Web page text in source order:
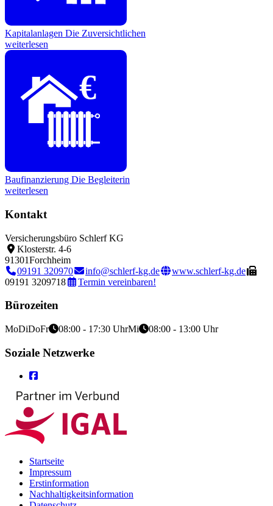
Kapitalanlagen Die Zuversichtlichen
weiterlesen
€
Baufinanzierung Die Begleiterin
weiterlesen
Kontakt
Versicherungsbüro Schlerf KG
Klosterstr. 4-6
91301Forchheim
09191 320970
info@schlerf-kg.de
www.schlerf-kg.de
09191 3209718
Termin vereinbaren!
Bürozeiten
MoDiDoFr 08:00 - 17:30 UhrMi 08:00 - 13:00 Uhr
Soziale Netzwerke
Startseite
Impressum
Erstinformation
Nachhaltigkeitsinformation